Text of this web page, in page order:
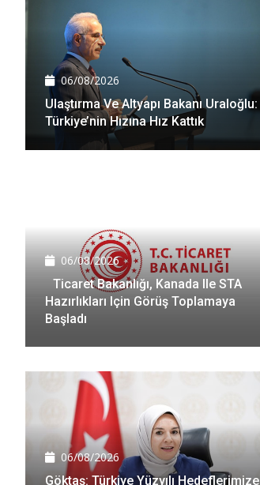
06/08/2026
Ulaştırma Ve Altyapı Bakanı Uraloğlu:
Türkiye’nin Hızına Hız Kattık
06/08/2026
Ticaret Bakanlığı, Kanada Ile STA
Hazırlıkları Için Görüş Toplamaya
Başladı
06/08/2026
Göktaş: Türkiye Yüzyılı Hedeflerimize